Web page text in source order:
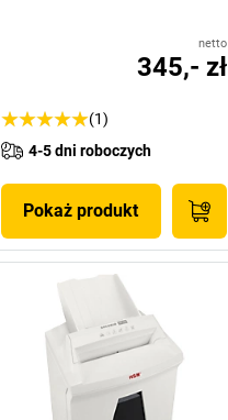
netto
345,- zł
(1)
4-5 dni roboczych
Pokaż produkt